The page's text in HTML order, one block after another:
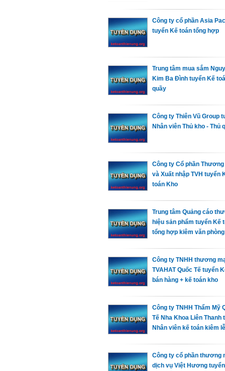
Công ty cổ phần Asia
tuyển Kế toán tổng hợp
Trung tâm mua sắm
Kim Ba Đình tuyển Kế
quầy
Công ty Thiên Vũ Group
Nhân viên Thủ kho - Thủ
Công ty Cổ phần
và Xuất nhập TVH tuyển
toán Kho
Trung tâm Quảng cáo
hiệu sản phẩm tuyển Kế
tổng hợp kiêm văn phòng
Công ty TNHH thương
TVAHAT Quốc Tế tuyển
bán hàng + kế toán kho
Công ty TNHH Thẩm Mỹ
Tế Nha Khoa Liên Thanh
Nhân viên kế toán kiêm
Công ty cổ phần thương
dịch vụ Việt Hương